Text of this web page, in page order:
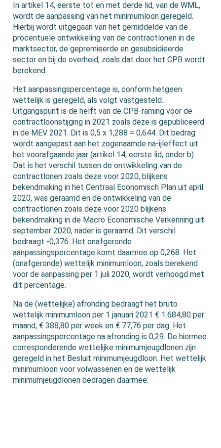
In artikel 14, eerste tot en met derde lid, van de WML,
wordt de aanpassing van het minimumloon geregeld.
Hierbij wordt uitgegaan van het gemiddelde van de
procentuele ontwikkeling van de contractlonen in de
marktsector, de gepremieerde en gesubsidieerde
sector en bij de overheid, zoals dat door het CPB wordt
berekend.
Het aanpassingspercentage is, conform hetgeen
wettelijk is geregeld, als volgt vastgesteld.
Uitgangspunt is de helft van de CPB-raming voor de
contractloonstijging in 2021 zoals deze is gepubliceerd
in de MEV 2021. Dit is 0,5 x 1,288 = 0,644. Dit bedrag
wordt aangepast aan het zogenaamde na-ijleffect uit
het voorafgaande jaar (artikel 14, eerste lid, onder b).
Dat is het verschil tussen de ontwikkeling van de
contractlonen zoals deze voor 2020, blijkens
bekendmaking in het Centraal Economisch Plan uit april
2020, was geraamd en de ontwikkeling van de
contractlonen zoals deze voor 2020 blijkens
bekendmaking in de Macro Economische Verkenning uit
september 2020, nader is geraamd. Dit verschil
bedraagt -0,376. Het onafgeronde
aanpassingspercentage komt daarmee op 0,268. Het
(onafgeronde) wettelijk minimumloon, zoals berekend
voor de aanpassing per 1 juli 2020, wordt verhoogd met
dit percentage.
Na de (wettelijke) afronding bedraagt het bruto
wettelijk minimumloon per 1 januari 2021 € 1.684,80 per
maand, € 388,80 per week en € 77,76 per dag. Het
aanpassingspercentage na afronding is 0,29. De hiermee
corresponderende wettelijke minimumjeugdlonen zijn
geregeld in het Besluit minimumjeugdloon. Het wettelijk
minimumloon voor volwassenen en de wettelijk
minimumjeugdlonen bedragen daarmee: